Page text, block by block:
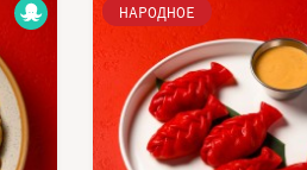
НАРОДНОЕ